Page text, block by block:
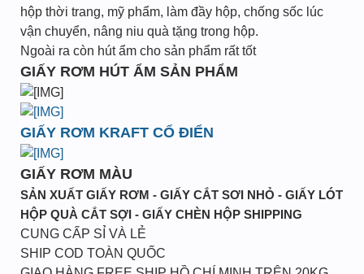
hộp thời trang, mỹ phẩm, làm đầy hộp, chống sốc lúc
vận chuyển, nâng niu quà tặng trong hộp.
Ngoài ra còn hút ẩm cho sản phẩm rất tốt
GIẤY RƠM HÚT ẨM SẢN PHẨM
GIẤY RƠM KRAFT CỔ ĐIỂN
GIẤY RƠM MÀU
SẢN XUẤT GIẤY RƠM - GIẤY CẮT SƠI NHỎ - GIẤY LÓT
HỘP QUÀ CẮT SỢI - GIẤY CHÈN HỘP SHIPPING
CUNG CẤP SỈ VÀ LẺ
SHIP COD TOÀN QUỐC